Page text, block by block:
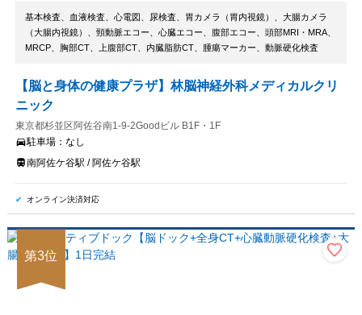
基本検査、血液検査、心電図、尿検査、胃カメラ（胃内視鏡）、大腸カメラ
（大腸内視鏡）、頸動脈エコー、心臓エコー、腹部エコー、頭部MRI・MRA、
MRCP、胸部CT、上腹部CT、内臓脂肪CT、腫瘍マーカー、動脈硬化検査
【脳と身体の健康プラザ】林脳神経外科メディカルクリ
ニック
東京都杉並区阿佐谷南1-9-2Goodビル B1F・1F
駐車場： なし
南阿佐ケ谷駅 / 阿佐ケ谷駅
オンライン決済対応
第3位